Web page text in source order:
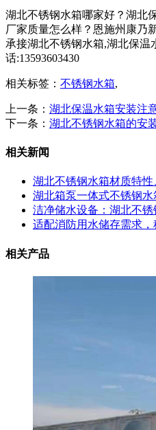
湖北不锈钢水箱哪家好？湖北
厂家质量怎么样？恩施州康乃
承接湖北不锈钢水箱,湖北保温
话:13593603430
相关标签： 不锈钢水箱,
上一条： 湖北保温水箱安装注
下一条： 湖北不锈钢水箱的安
相关新闻
湖北不锈钢水箱材质特性
湖北箱泵一体式不锈钢水
洁净储水设备：湖北不锈
适配消防用水储存需求，
相关产品